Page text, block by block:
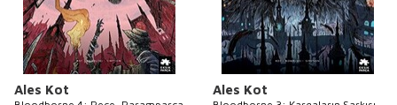
Ales Kot Ales Kot